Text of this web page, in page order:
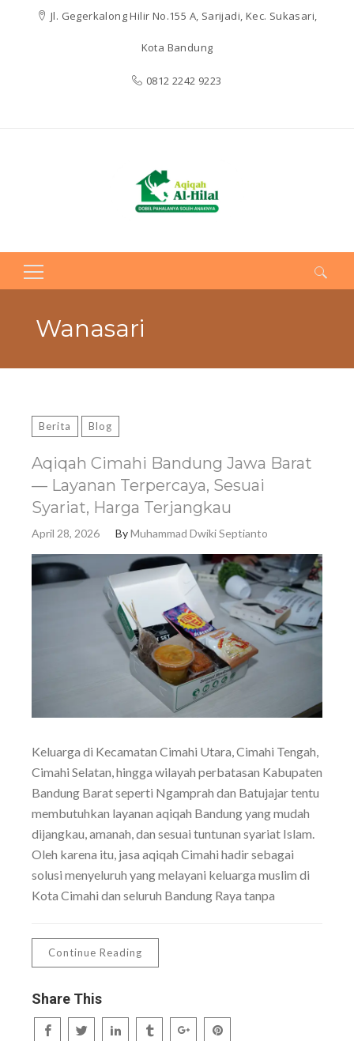
Jl. Gegerkalong Hilir No.155 A, Sarijadi, Kec. Sukasari,
Kota Bandung
0812 2242 9223
Search
for:Wanasari
Berita Blog
Aqiqah Cimahi Bandung Jawa Barat
— Layanan Terpercaya, Sesuai
Syariat, Harga Terjangkau
April 28, 2026 ByMuhammad Dwiki Septianto
Keluarga di Kecamatan Cimahi Utara, Cimahi Tengah,
Cimahi Selatan, hingga wilayah perbatasan Kabupaten
Bandung Barat seperti Ngamprah dan Batujajar tentu
membutuhkan layanan aqiqah Bandung yang mudah
dijangkau, amanah, dan sesuai tuntunan syariat Islam.
Oleh karena itu, jasa aqiqah Cimahi hadir sebagai
solusi menyeluruh yang melayani keluarga muslim di
Kota Cimahi dan seluruh Bandung Raya tanpa
Continue Reading
Share This